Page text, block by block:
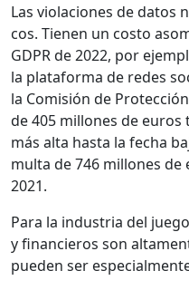
Las vio­la­ciones de
cos. Tienen un cos­to
GDPR de 2022, por
la platafor­ma de redes
la Comisión de
de 405 mil­lones de
más alta has­ta la fecha
mul­ta de 746 mil­lones de
2021.
Para la indus­tria del
y financieros son
pueden ser